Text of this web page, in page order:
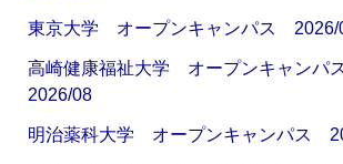
東京大学 オープンキャンパス 2026/
高崎健康福祉大学 オープンキャンパ
2026/08
明治薬科大学 オープンキャンパス